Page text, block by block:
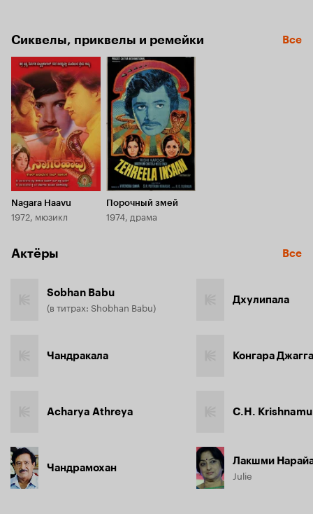
Сиквелы, приквелы и ремейки Все
Nagara Haavu
1972, мюзикл
Порочный змей
1974, драма
Актёры Все
Sobhan Babu
(в титрах: Shobhan Babu)
Чандракала
Acharya Athreya
Чандрамохан
Дхулипала
Конгара
C.H.
Лакшми
Julie